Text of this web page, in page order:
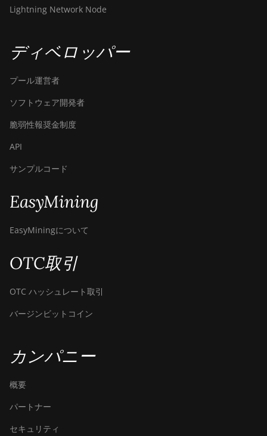
Bitdeer SealMiner DL1 Air
Bitdeer SealMiner DL1
Hydro
Bitmain Antminer AL1
Canaan Avalon A15-194T
Canaan Avalon A1566I
Canaan Avalon A15XP-206T
(300Th)
Canaan Avalon Made A1346
Canaan Avalon Made A1366
Canaan Avalon Made A1446
Canaan Avalon Mini 3
Canaan Avalon Nano 3S
Canaan Avalon Q
Lightning Network Node
ディベロッパー
プール運営者
ソフトウェア開発者
脆弱性報奨金制度
API
サンプルコード
EasyMining
EasyMiningについて
OTC取引
OTC ハッシュレート取引
バージンビットコイン
カンパニー
概要
パートナー
セキュリティ